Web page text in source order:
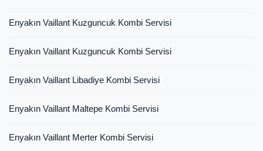
Enyakın Vaillant Kuzguncuk Kombi Servisi
Enyakın Vaillant Kuzguncuk Kombi Servisi
Enyakın Vaillant Libadiye Kombi Servisi
Enyakın Vaillant Maltepe Kombi Servisi
Enyakın Vaillant Merter Kombi Servisi